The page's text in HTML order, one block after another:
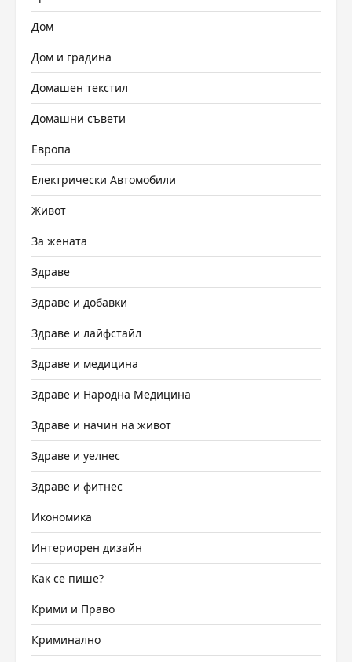
Дом
Дом и градина
Домашен текстил
Домашни съвети
Европа
Електрически Автомобили
Живот
За жената
Здраве
Здраве и добавки
Здраве и лайфстайл
Здраве и медицина
Здраве и Народна Медицина
Здраве и начин на живот
Здраве и уелнес
Здраве и фитнес
Икономика
Интериорен дизайн
Как се пише?
Крими и Право
Криминално